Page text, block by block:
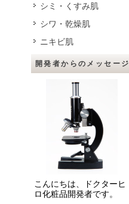
シミ・くすみ肌
シワ・乾燥肌
ニキビ肌
開発者からのメッセージ
こんにちは、ドクターヒ
ロ化粧品開発者です。